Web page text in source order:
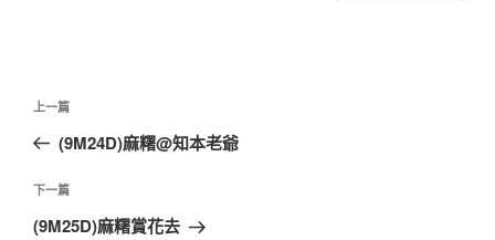
文
導
覽
上
一
文
章
上一篇
(9M24D)麻糬@知本老爺
下
一
下一篇
(9M25D)麻糬賞花去